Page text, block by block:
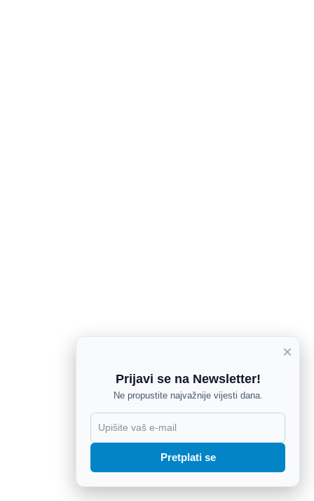
×
Prijavi se na Newsletter!
Ne propustite najvažnije vijesti dana.
Pretplati se